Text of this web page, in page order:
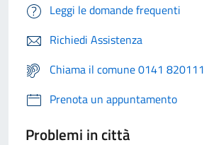
Leggi le domande frequenti
Richiedi Assistenza
Chiama il comune 0141 820111
Prenota un appuntamento
Problemi in città